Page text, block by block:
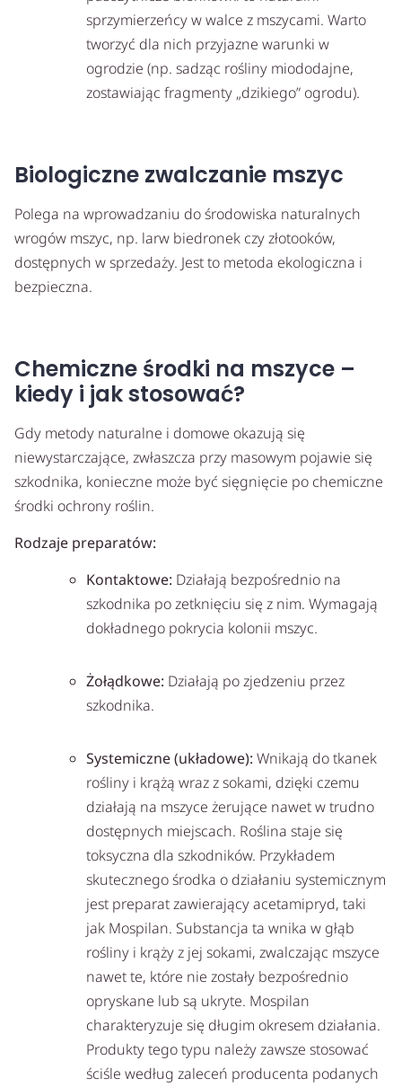
sprzymierzeńcy w walce z mszycami. Warto
tworzyć dla nich przyjazne warunki w
ogrodzie (np. sadząc rośliny miododajne,
zostawiając fragmenty „dzikiego” ogrodu).
Biologiczne zwalczanie mszyc
Polega na wprowadzaniu do środowiska naturalnych
wrogów mszyc, np. larw biedronek czy złotooków,
dostępnych w sprzedaży. Jest to metoda ekologiczna i
bezpieczna.
Chemiczne środki na mszyce –
kiedy i jak stosować?
Gdy metody naturalne i domowe okazują się
niewystarczające, zwłaszcza przy masowym pojawie się
szkodnika, konieczne może być sięgnięcie po chemiczne
środki ochrony roślin.
Rodzaje preparatów:
Kontaktowe: Działają bezpośrednio na
szkodnika po zetknięciu się z nim. Wymagają
dokładnego pokrycia kolonii mszyc.
Żołądkowe: Działają po zjedzeniu przez
szkodnika.
Systemiczne (układowe): Wnikają do tkanek
rośliny i krążą wraz z sokami, dzięki czemu
działają na mszyce żerujące nawet w trudno
dostępnych miejscach. Roślina staje się
toksyczna dla szkodników. Przykładem
skutecznego środka o działaniu systemicznym
jest preparat zawierający acetamipryd, taki
jak Mospilan. Substancja ta wnika w głąb
rośliny i krąży z jej sokami, zwalczając mszyce
nawet te, które nie zostały bezpośrednio
opryskane lub są ukryte. Mospilan
charakteryzuje się długim okresem działania.
Produkty tego typu należy zawsze stosować
ściśle według zaleceń producenta podanych